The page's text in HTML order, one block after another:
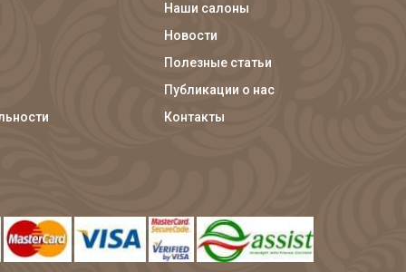
Наши салоны
Новости
Полезные статьи
Публикации о нас
Контакты